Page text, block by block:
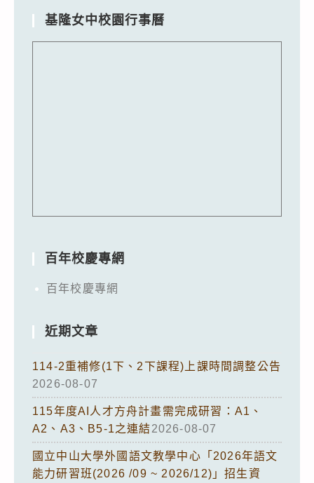
基隆女中校園行事曆
百年校慶專網
百年校慶專網
近期文章
114-2重補修(1下、2下課程)上課時間調整公告
2026-08-07
115年度AI人才方舟計畫需完成研習：A1、
A2、A3、B5-1之連結2026-08-07
國立中山大學外國語文教學中心「2026年語文
能力研習班(2026 /09 ~ 2026/12)」招生資